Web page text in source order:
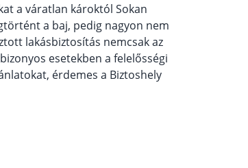
a váratlan károktól Sokan
a baj, pedig nagyon nem
lakásbiztosítás nemcsak az
esetekben a felelősségi
érdemes a Biztoshely